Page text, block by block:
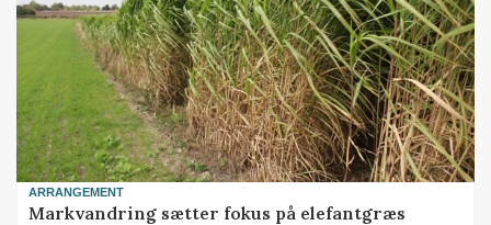
ARRANGEMENT
Markvandring sætter fokus på elefantgræs